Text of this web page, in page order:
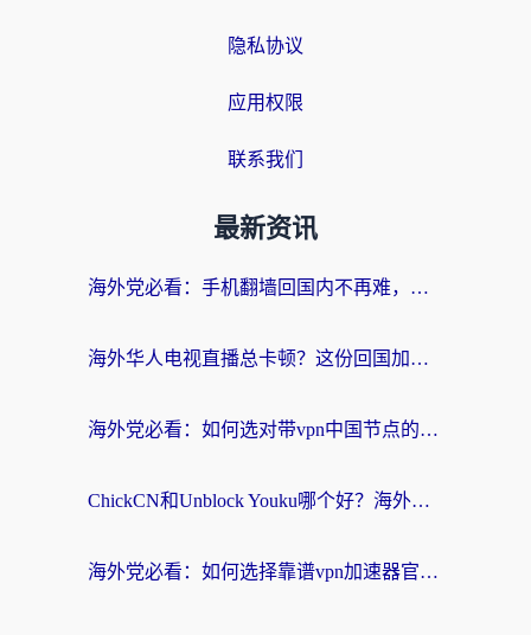
隐私协议
应用权限
联系我们
最新资讯
海外党必看：手机翻墙回国内不再难，一篇搞定无缝访问国内资源指南
海外华人电视直播总卡顿？这份回国加速器选择指南帮你无缝看国内资源
海外党必看：如何选对带vpn中国节点的加速器？无缝访问国内资源全攻略
ChickCN和Unblock Youku哪个好？海外党亲测4款热门回国加速器，附避坑指南
海外党必看：如何选择靠谱vpn加速器官网？轻松解决国内APP地区限制